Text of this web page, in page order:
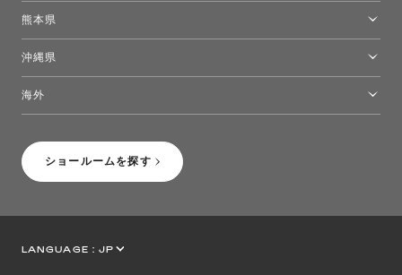
ショールームを探す
熊本県
沖縄県
海外
LANGUAGE : JP